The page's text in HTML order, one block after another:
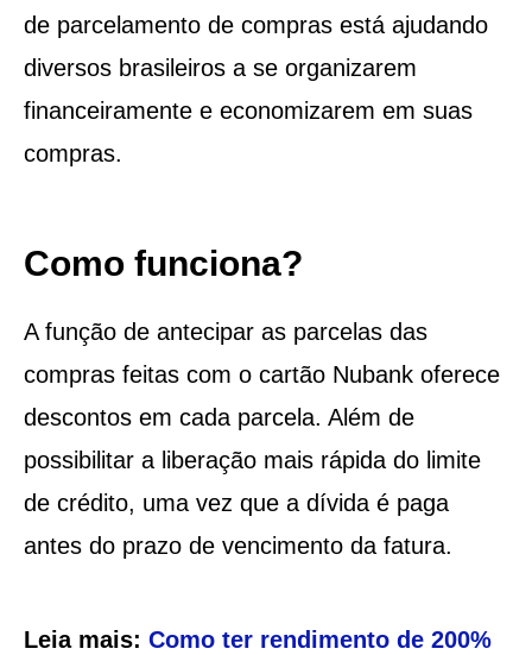
de parcelamento de compras está ajudando
diversos brasileiros a se organizarem
financeiramente e economizarem em suas
compras.
Como funciona?
A função de antecipar as parcelas das
compras feitas com o cartão Nubank oferece
descontos em cada parcela. Além de
possibilitar a liberação mais rápida do limite
de crédito, uma vez que a dívida é paga
antes do prazo de vencimento da fatura.
Leia mais: Como ter rendimento de 200%